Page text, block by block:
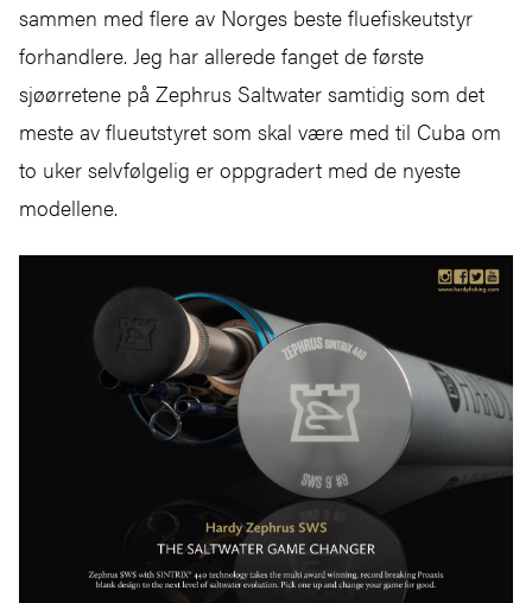
sammen med flere av Norges beste fluefiskeutstyr
forhandlere. Jeg har allerede fanget de første
sjøørretene på Zephrus Saltwater samtidig som det
meste av flueutstyret som skal være med til Cuba om
to uker selvfølgelig er oppgradert med de nyeste
modellene.